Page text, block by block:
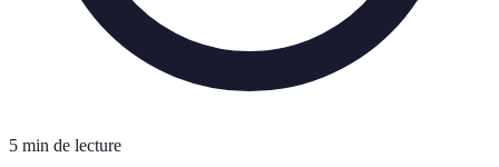
5 min de lecture